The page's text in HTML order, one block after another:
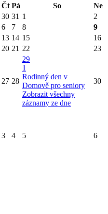
Čt Pá So
Ne
30 31 1
2
6 7 8
9
13 14 15
16
20 21 22 23
27 28
29
1
Rodinný den v
Domově pro seniory
Zobrazit všechny
záznamy ze dne
30
3 4 5 6